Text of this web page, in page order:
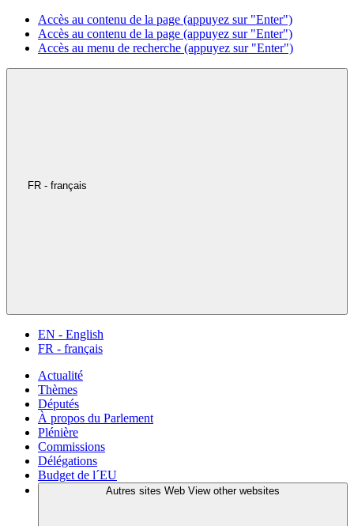
Accès au contenu de la page (appuyez sur "Enter")
Accès au contenu de la page (appuyez sur "Enter")
Accès au menu de recherche (appuyez sur "Enter")
FR - français
EN - English
FR - français
Actualité
Thèmes
Députés
À propos du Parlement
Plénière
Commissions
Délégations
Budget de l´EU
Autres sites Web View other websites